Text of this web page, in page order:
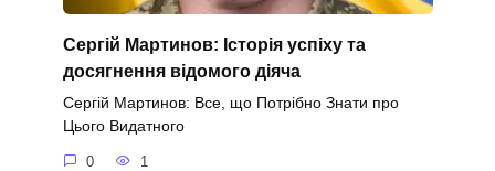
Сергій Мартинов: Історія успіху та
досягнення відомого діяча
Сергій Мартинов: Все, що Потрібно Знати про
Цього Видатного
0 1